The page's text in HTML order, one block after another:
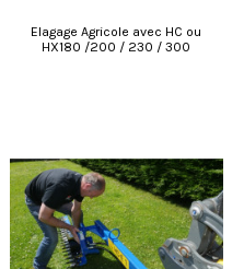
Elagage Agricole avec HC ou
HX180 /200 / 230 / 300